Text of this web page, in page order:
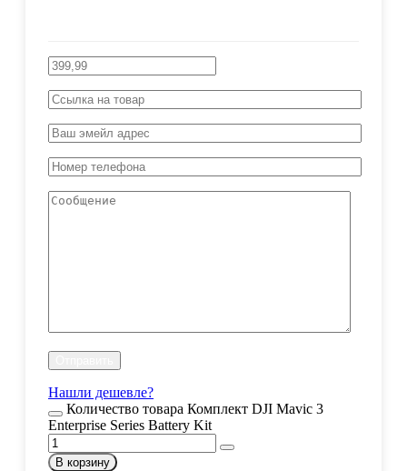
Нашли дешевле?
Количество товара Комплект DJI Mavic 3
Enterprise Series Battery Kit
В корзину